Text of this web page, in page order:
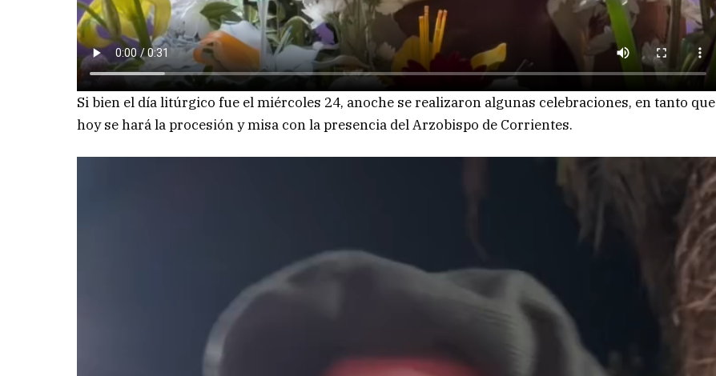
Si bien el día litúrgico fue el miércoles 24, anoche se realizaron algunas celebraciones, en tanto que
hoy se hará la procesión y misa con la presencia del Arzobispo de Corrientes.